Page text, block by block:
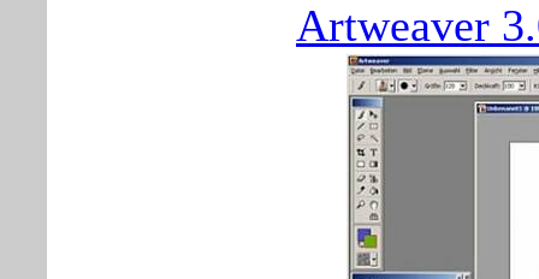
Artweaver